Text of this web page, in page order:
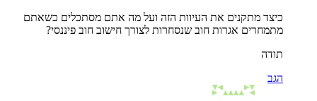
כיצד מתקנים את העיוות הזה ועל מה אתם מסתכלים כשאתם
מתמחרים אגרות חוב שנסחרות לצורך חישוב חוב פיננסי?
תודה
הגב